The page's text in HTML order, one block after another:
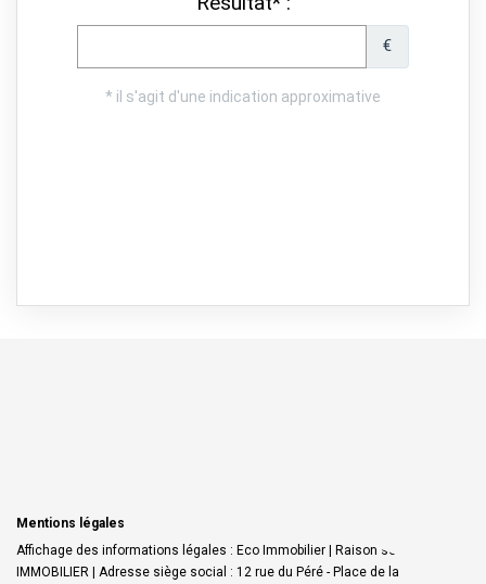
Mentions légales
Affichage des informations légales : Eco Immobilier | Raison sociale : ECO
IMMOBILIER | Adresse siège social : 12 rue du Péré - Place de la